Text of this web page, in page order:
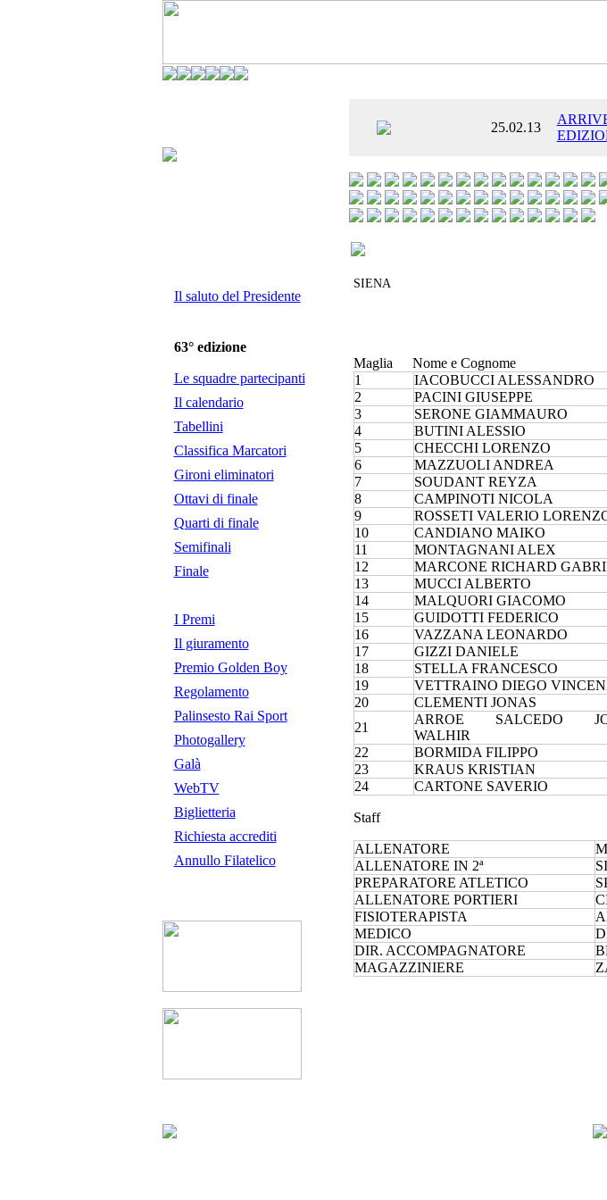
25.02.13
Il saluto del Presidente
63° edizione
Le squadre partecipanti
Il calendario
Tabellini
Classifica Marcatori
Gironi eliminatori
Ottavi di finale
Quarti di finale
Semifinali
Finale
I Premi
Il giuramento
Premio Golden Boy
Regolamento
Palinsesto Rai Sport
Photogallery
Galà
WebTV
Biglietteria
Richiesta accrediti
Annullo Filatelico
SIENA
Maglia Nome e Cognome
1
IACOBUCCI ALESSANDRO
2
PACINI GIUSEPPE
3
SERONE GIAMMAURO
4
BUTINI ALESSIO
5
CHECCHI LORENZO
6
MAZZUOLI ANDREA
7
SOUDANT REYZA
8
CAMPINOTI NICOLA
9
ROSSETI VALERIO
10
CANDIANO MAIKO
11
MONTAGNANI ALEX
12
MARCONE RICHARD
13
MUCCI ALBERTO
14
MALQUORI GIACOMO
15
GUIDOTTI FEDERICO
16
VAZZANA LEONARDO
17
GIZZI DANIELE
18
STELLA FRANCESCO
19
VETTRAINO DIEGO
20
CLEMENTI JONAS
21
ARROE SALCEDO
WALHIR
22
BORMIDA FILIPPO
23
KRAUS KRISTIAN
24
CARTONE SAVERIO
Staff
ALLENATORE
ALLENATORE IN 2ª
PREPARATORE ATLETICO
ALLENATORE PORTIERI
FISIOTERAPISTA
MEDICO
DIR. ACCOMPAGNATORE
MAGAZZINIERE